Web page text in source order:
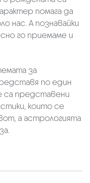
помага да
нас. А познавайки
го приемаме и
за
по един
са представени
които се
а астрологията